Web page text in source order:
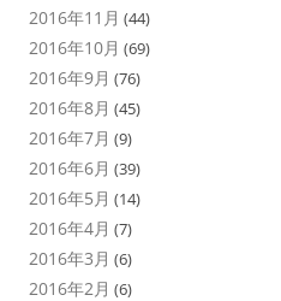
2016年11月 (44)
2016年10月 (69)
2016年9月 (76)
2016年8月 (45)
2016年7月 (9)
2016年6月 (39)
2016年5月 (14)
2016年4月 (7)
2016年3月 (6)
2016年2月 (6)